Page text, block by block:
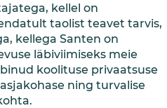
kellel on
taolist teavet tarvis,
kellega Santen on
läbiviimiseks meie
koolituse privaatsuse
ning turvalise